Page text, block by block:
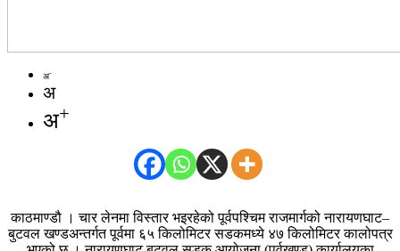
अ-
अ
अ+
काठमाण्डौ । चार लेनमा विस्तार भइरहेको पूर्वपश्चिम राजमार्गको नारायणघाट–
बुटवल खण्डअन्तर्गत पूर्वमा ६५ किलोमिटर सडकमध्ये ४७ किलोमिटर कालोपत्र